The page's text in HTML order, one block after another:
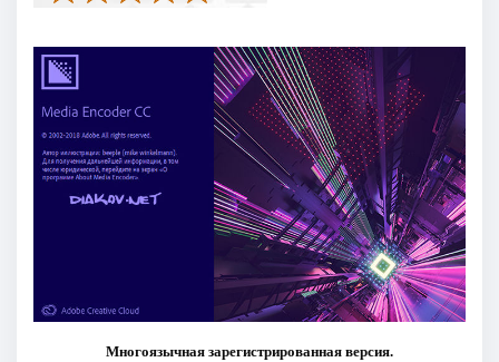
Многоязычная зарегистрированная версия.